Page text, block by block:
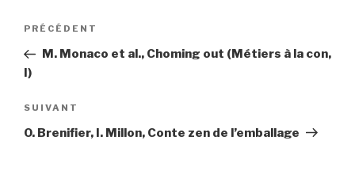
Navigation
l’article
Article
précédent
PRÉCÉDENT
M. Monaco et al., Choming out (Métiers à la con,
I)
Article
suivant
SUIVANT
O. Brenifier, I. Millon, Conte zen de l’emballage